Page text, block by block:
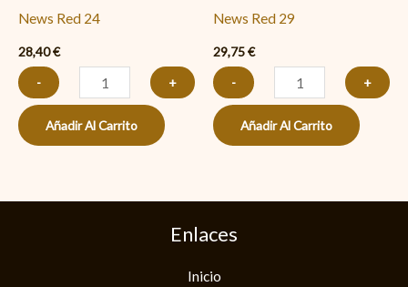
News Red 24
28,40€
-
+
Añadir Al Carrito
News Red 29
29,75€
-
+
Añadir Al Carrito
Enlaces
Inicio